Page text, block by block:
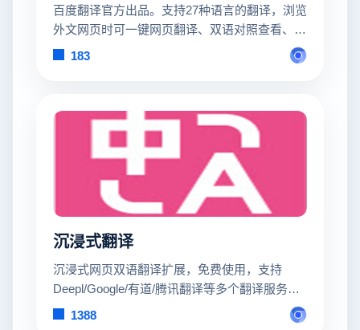
百度翻译官方出品。支持27种语言的翻译，浏览
外文网页时可一键网页翻译、双语对照查看、查
询单词结果等。特别针对20+家海淘网站进行过
183
沉浸式翻译
沉浸式网页双语翻译扩展，免费使用，支持
Deepl/Google/有道/腾讯翻译等多个翻译服务，
支持 Firefox/Chrome/油猴脚本，亦可在 iOS
1388